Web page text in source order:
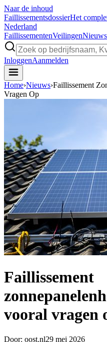
Naar de inhoud
FaillissementsdossierHet
Nederland
FaillissementenVeilingenNieuws
InloggenAanmelden
Home›Nieuws›Faillissement
Vragen Op
Faillissement
vooral vragen
Door: oost.nl29 mei 2026